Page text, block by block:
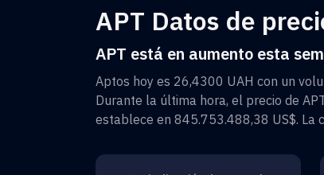
APT Datos de
APT está en aumento esta
Aptos hoy es 26,4300 UAH con un
Durante la última hora, el precio de
establece en 845.753.488,38 US$. La